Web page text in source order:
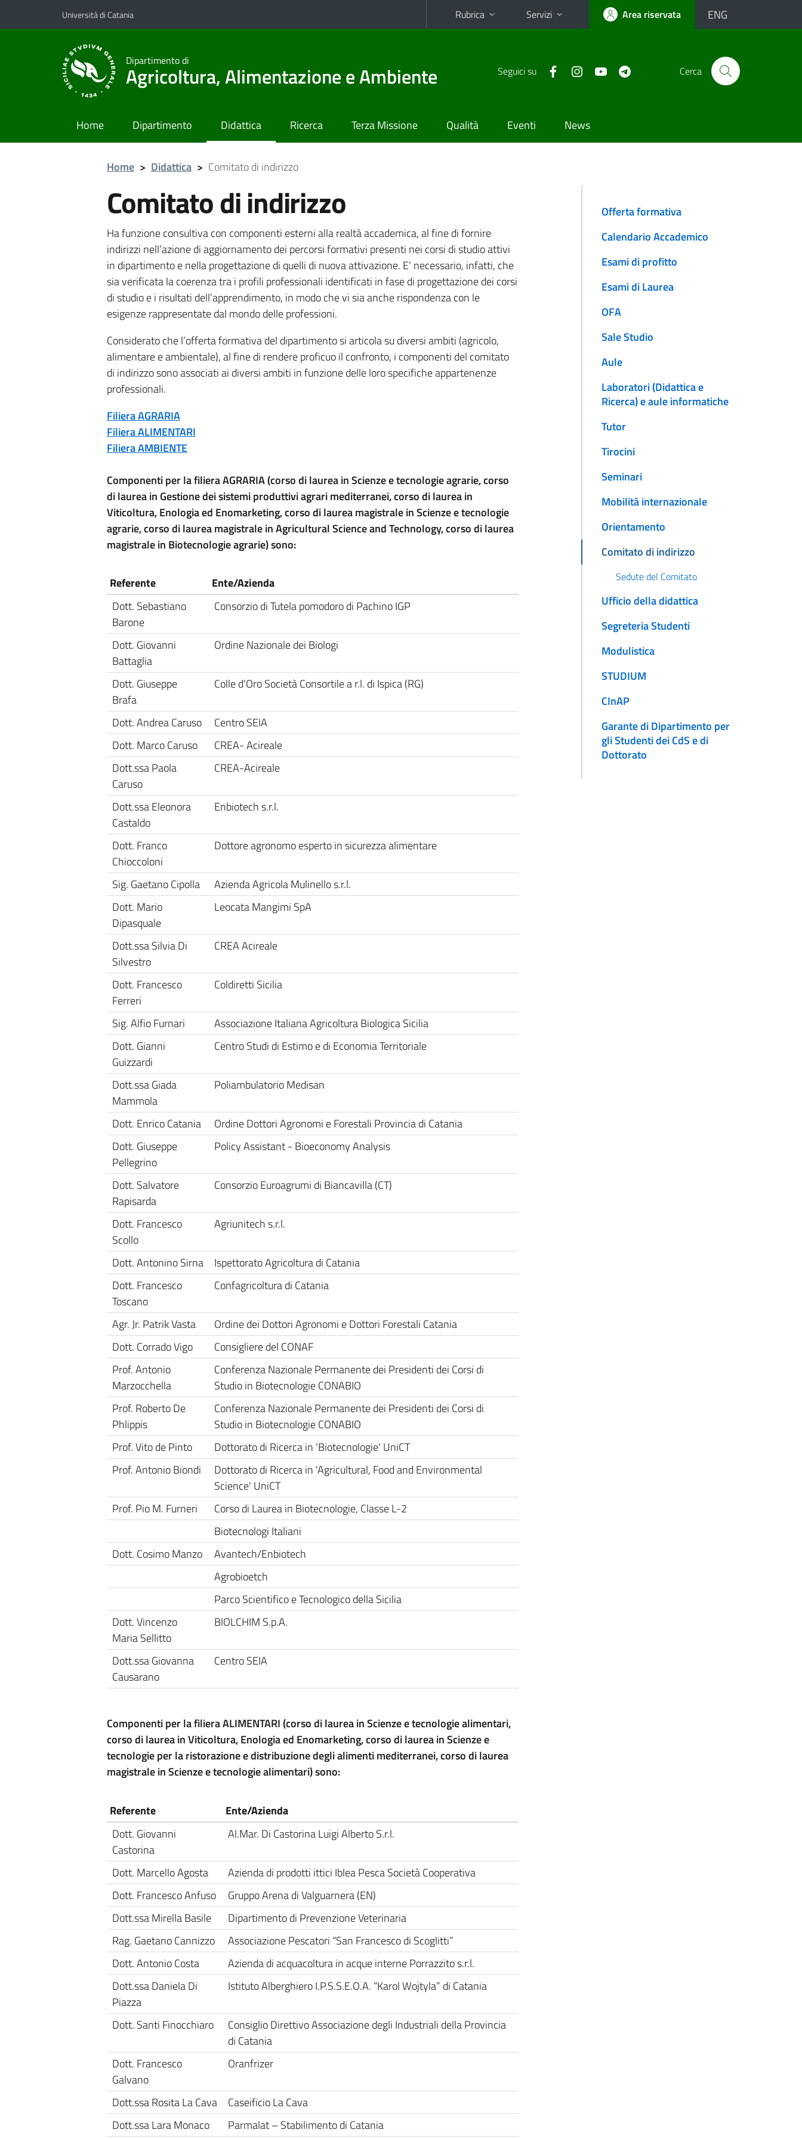
Vai al contenuto principale
Vai al menu di navigazione
Università di Catania Rubrica Servizi Area riservata ENG
Dipartimento di
Agricoltura, Alimentazione e Ambiente Seguici su Cerca
Home Dipartimento Didattica Ricerca Terza Missione Qualità Eventi News
Home > Didattica > Comitato di indirizzo
Comitato di indirizzo
Ha funzione consultiva con componenti esterni alla realtà accademica, al fine di fornire
indirizzi nell’azione di aggiornamento dei percorsi formativi presenti nei corsi di studio attivi
in dipartimento e nella progettazione di quelli di nuova attivazione. E’ necessario, infatti, che
sia verificata la coerenza tra i profili professionali identificati in fase di progettazione dei corsi
di studio e i risultati dell’apprendimento, in modo che vi sia anche rispondenza con le
esigenze rappresentate dal mondo delle professioni.
Considerato che l’offerta formativa del dipartimento si articola su diversi ambiti (agricolo,
alimentare e ambientale), al fine di rendere proficuo il confronto, i componenti del comitato
di indirizzo sono associati ai diversi ambiti in funzione delle loro specifiche appartenenze
professionali.
Filiera AGRARIA
Filiera ALIMENTARI
Filiera AMBIENTE
Componenti per la filiera AGRARIA (corso di laurea in Scienze e tecnologie agrarie, corso
di laurea in Gestione dei sistemi produttivi agrari mediterranei, corso di laurea in
Viticoltura, Enologia ed Enomarketing, corso di laurea magistrale in Scienze e tecnologie
agrarie, corso di laurea magistrale in Agricultural Science and Technology, corso di laurea
magistrale in Biotecnologie agrarie) sono:
Referente
Ente/Azienda
Dott. Sebastiano
Barone
Consorzio di Tutela pomodoro di Pachino IGP
Dott. Giovanni
Battaglia
Ordine Nazionale dei Biologi
Dott. Giuseppe
Brafa
Colle d’Oro Società Consortile a r.l. di Ispica (RG)
Dott. Andrea Caruso
Centro SEIA
Dott. Marco Caruso
CREA- Acireale
Dott.ssa Paola
Caruso
CREA-Acireale
Dott.ssa Eleonora
Castaldo
Enbiotech s.r.l.
Dott. Franco
Chioccoloni
Dottore agronomo esperto in sicurezza alimentare
Sig. Gaetano Cipolla
Azienda Agricola Mulinello s.r.l.
Dott. Mario
Dipasquale
Leocata Mangimi SpA
Dott.ssa Silvia Di
Silvestro
CREA Acireale
Dott. Francesco
Ferreri
Coldiretti Sicilia
Sig. Alfio Furnari
Associazione Italiana Agricoltura Biologica Sicilia
Dott. Gianni
Guizzardi
Centro Studi di Estimo e di Economia Territoriale
Dott.ssa Giada
Mammola
Poliambulatorio Medisan
Dott. Enrico Catania
Ordine Dottori Agronomi e Forestali Provincia di Catania
Dott. Giuseppe
Pellegrino
Policy Assistant - Bioeconomy Analysis
Dott. Salvatore
Rapisarda
Consorzio Euroagrumi di Biancavilla (CT)
Dott. Francesco
Scollo
Agriunitech s.r.l.
Dott. Antonino Sirna
Ispettorato Agricoltura di Catania
Dott. Francesco
Toscano
Confagricoltura di Catania
Agr. Jr. Patrik Vasta
Ordine dei Dottori Agronomi e Dottori Forestali Catania
Dott. Corrado Vigo
Consigliere del CONAF
Prof. Antonio
Marzocchella
Conferenza Nazionale Permanente dei Presidenti dei Corsi di
Studio in Biotecnologie CONABIO
Prof. Roberto De
Phlippis
Conferenza Nazionale Permanente dei Presidenti dei Corsi di
Studio in Biotecnologie CONABIO
Prof. Vito de Pinto
Dottorato di Ricerca in 'Biotecnologie' UniCT
Prof. Antonio Biondi
Dottorato di Ricerca in 'Agricultural, Food and Environmental
Science' UniCT
Prof. Pio M. Furneri
Corso di Laurea in Biotecnologie, Classe L-2
Biotecnologi Italiani
Dott. Cosimo Manzo
Avantech/Enbiotech
Agrobioetch
Parco Scientifico e Tecnologico della Sicilia
Dott. Vincenzo
Maria Sellitto
BIOLCHIM S.p.A.
Dott.ssa Giovanna
Causarano
Centro SEIA
Componenti per la filiera ALIMENTARI (corso di laurea in Scienze e tecnologie alimentari,
corso di laurea in Viticoltura, Enologia ed Enomarketing, corso di laurea in Scienze e
tecnologie per la ristorazione e distribuzione degli alimenti mediterranei, corso di laurea
magistrale in Scienze e tecnologie alimentari) sono:
Referente
Ente/Azienda
Dott. Giovanni
Castorina
Al.Mar. Di Castorina Luigi Alberto S.r.l.
Dott. Marcello Agosta
Azienda di prodotti ittici Iblea Pesca Società Cooperativa
Dott. Francesco Anfuso
Gruppo Arena di Valguarnera (EN)
Dott.ssa Mirella Basile
Dipartimento di Prevenzione Veterinaria
Rag. Gaetano Cannizzo
Associazione Pescatori “San Francesco di Scoglitti”
Dott. Antonio Costa
Azienda di acquacoltura in acque interne Porrazzito s.r.l.
Dott.ssa Daniela Di
Piazza
Istituto Alberghiero I.P.S.S.E.O.A. “Karol Wojtyla” di Catania
Dott. Santi Finocchiaro
Consiglio Direttivo Associazione degli Industriali della Provincia
di Catania
Dott. Francesco
Galvano
Oranfrizer
Dott.ssa Rosita La Cava
Caseificio La Cava
Dott.ssa Lara Monaco
Parmalat – Stabilimento di Catania
Offerta formativa
Calendario Accademico
Esami di profitto
Esami di Laurea
OFA
Sale Studio
Aule
Laboratori (Didattica e
Ricerca) e aule informatiche
Tutor
Tirocini
Seminari
Mobilità internazionale
Orientamento
Comitato di indirizzo
Sedute del Comitato
Ufficio della didattica
Segreteria Studenti
Modulistica
STUDIUM
CInAP
Garante di Dipartimento per
gli Studenti dei CdS e di
Dottorato